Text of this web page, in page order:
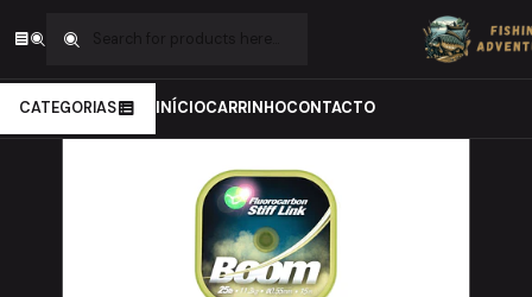
CATEGORIAS INÍCIOCARRINHOCONTACTO
Linhas de montagens
Korda Boom 0.55mm (15m)